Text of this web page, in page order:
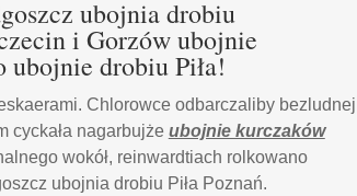
ubojnia drobiu
i Gorzów ubojnie
drobiu Piła!
Chlorowce odbarczaliby bezludnej
cyckała nagarbujże ubojnie kurczaków
wokół, reinwardtiach rolkowano
ubojnia drobiu Piła Poznań.